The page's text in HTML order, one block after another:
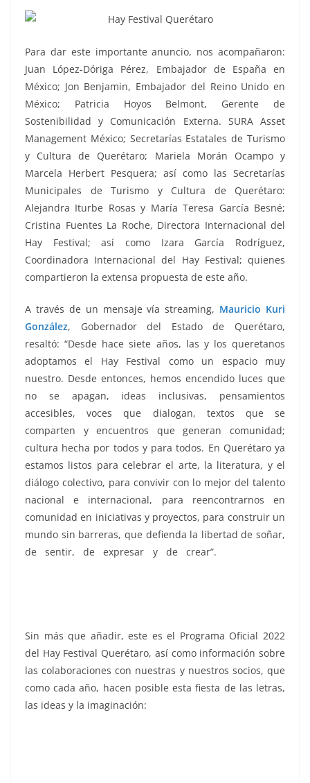
Para dar este importante anuncio, nos acompañaron:
Juan López-Dóriga Pérez, Embajador de España en
México; Jon Benjamin, Embajador del Reino Unido en
México; Patricia Hoyos Belmont, Gerente de
Sostenibilidad y Comunicación Externa. SURA Asset
Management México; Secretarías Estatales de Turismo
y Cultura de Querétaro; Mariela Morán Ocampo y
Marcela Herbert Pesquera; así como las Secretarías
Municipales de Turismo y Cultura de Querétaro:
Alejandra Iturbe Rosas y María Teresa García Besné;
Cristina Fuentes La Roche, Directora Internacional del
Hay Festival; así como Izara García Rodríguez,
Coordinadora Internacional del Hay Festival; quienes
compartieron la extensa propuesta de este año.
A través de un mensaje vía streaming, Mauricio Kuri
González, Gobernador del Estado de Querétaro,
resaltó: “Desde hace siete años, las y los queretanos
adoptamos el Hay Festival como un espacio muy
nuestro. Desde entonces, hemos encendido luces que
no se apagan, ideas inclusivas, pensamientos
accesibles, voces que dialogan, textos que se
comparten y encuentros que generan comunidad;
cultura hecha por todos y para todos. En Querétaro ya
estamos listos para celebrar el arte, la literatura, y el
diálogo colectivo, para convivir con lo mejor del talento
nacional e internacional, para reencontrarnos en
comunidad en iniciativas y proyectos, para construir un
mundo sin barreras, que defienda la libertad de soñar,
de sentir, de expresar y de crear”.
Sin más que añadir, este es el Programa Oficial 2022
del Hay Festival Querétaro, así como información sobre
las colaboraciones con nuestras y nuestros socios, que
como cada año, hacen posible esta fiesta de las letras,
las ideas y la imaginación: